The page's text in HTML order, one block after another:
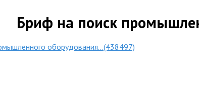
Бриф на поиск
оборудования...(438497)